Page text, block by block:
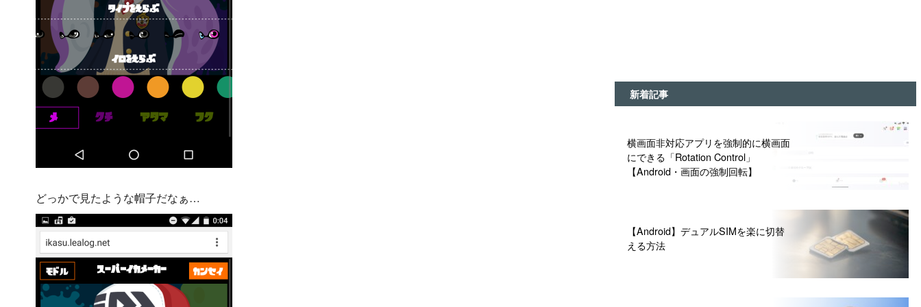
どっかで見たような帽子だなぁ…
新着記事
横画面非対応アプリを強制的に横画面
にできる「Rotation Control」
【Android・画面の強制回転】
【Android】デュアルSIMを楽に切替
える方法